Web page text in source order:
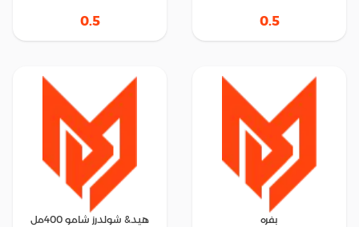
0.5
0.5
بفره هيد& شولدرز شامو 400مل